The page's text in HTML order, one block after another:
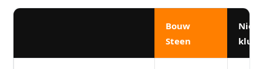
Bouw
Steen
Niet-